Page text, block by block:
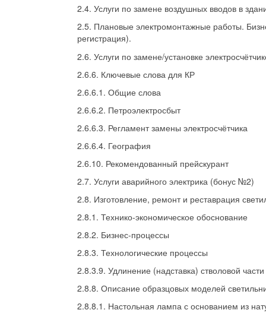
2.4. Услуги по замене воздушных вводов в
2.5. Плановые электромонтажные работы.
регистрация).
2.6. Услуги по замене/установке
2.6.6. Ключевые слова для КР
2.6.6.1. Общие слова
2.6.6.2. Петроэлектросбыт
2.6.6.3. Регламент замены электросчётчика
2.6.6.4. География
2.6.10. Рекомендованный прейскурант
2.7. Услуги аварийного электрика (бонус №2)
2.8. Изготовление, ремонт и реставрация
2.8.1. Технико-экономическое обоснование
2.8.2. Бизнес-процессы
2.8.3. Технологические процессы
2.8.3.9. Удлинение (надставка) стволовой части
2.8.8. Описание образцовых моделей
2.8.8.1. Настольная лампа с основанием из